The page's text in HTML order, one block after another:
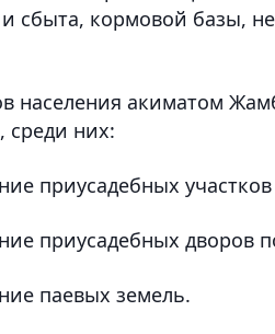
и сбыта, кормовой базы,
населения акиматом
среди них:
приусадебных участков
приусадебных дворов
паевых земель.